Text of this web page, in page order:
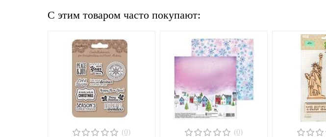
C этим товаром часто покупают:
(0)
(0)